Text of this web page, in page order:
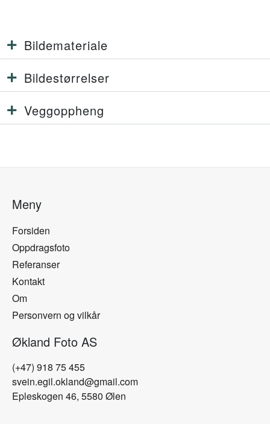
Bildemateriale
Bildestørrelser
Veggoppheng
Meny
Forsiden
Oppdragsfoto
Referanser
Kontakt
Om
Personvern og vilkår
Økland Foto AS
(+47) 918 75 455
svein.egil.okland@gmail.com
Epleskogen 46, 5580 Ølen